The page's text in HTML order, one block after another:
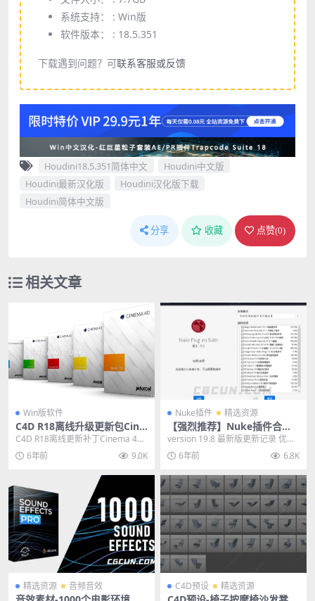
系统支持： : Win版
软件版本： : 18.5.351
下载遇到问题？可联系客服或反馈
Houdini18.5.351简体中文
Houdini中文版
Houdini最新汉化版
Houdini汉化版下载
Houdini简体中文版
分享 收藏 点赞(0)
相关文章
Win版软件
C4D R18离线升级更新包Cine
ma 4D R18.057 更新补丁
C4D R18离线更新补丁Cinema 4D
R18.057 补丁更新包(c4d...
6年前 9.0K
Nuke插件 精选资源
【强烈推荐】Nuke插件合集
一键安装版 Nuke Plug-ins S
uite
version 19.8 最新版更新记录 优化
去除加密 免去索取密码的麻烦 真...
6年前 6.8K
精选资源 音频音效 C4D预设 精选资源